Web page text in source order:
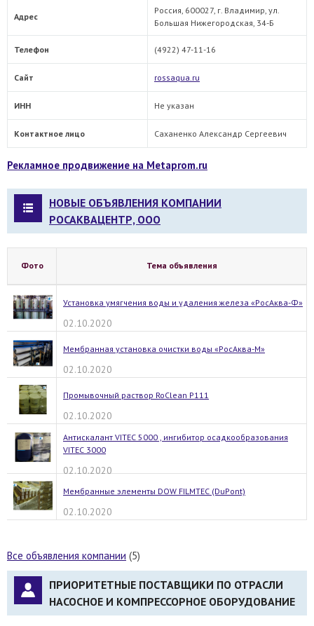
Адрес
Россия, 600027, г. Владимир, ул.
Большая Нижегородская, 34-Б
Телефон (4922) 47-11-16
Сайт rossaqua.ru
ИНН Не указан
Контактное лицо Саханенко Александр Сергеевич
Рекламное продвижение на Metaprom.ru
НОВЫЕ ОБЪЯВЛЕНИЯ КОМПАНИИ
РОСАКВАЦЕНТР, ООО
Фото Тема объявления
Установка умягчения воды и удаления железа «РосАква-Ф»
02.10.2020
Мембранная установка очистки воды «РосАква-М»
02.10.2020
Промывочный раствор RoClean P111
02.10.2020
Антискалант VITEC 5000 , ингибитор осадкообразования
VITEC 3000
02.10.2020
Мембранные элементы DOW FILMTEC (DuPont)
02.10.2020
Все объявления компании (5)
ПРИОРИТЕТНЫЕ ПОСТАВЩИКИ ПО ОТРАСЛИ
НАСОСНОЕ И КОМПРЕССОРНОЕ ОБОРУДОВАНИЕ